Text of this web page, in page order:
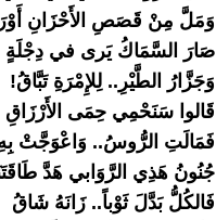
وَمَلَّ مِنْ قَصَصِ الأَحْزَانِ
صَارَ السَّمَاكُ يَرى في دِجْلَةٍ
وَجَزَّارُ الطَّيْرِ.. لِلإِمْرَةِ تَبَّاقُ!
قَالوا سَنَحْمِي حِمَى
فَمَالَتِ الرُّوسُ.. وَاعْوَجَّتْ بِهِ
جُنُونُ هَذِي الرَّوَابي هَدَّ
فَالكُلُّ بَدَّلَ ثَوْباً.. زَانَهُ شَاقُ